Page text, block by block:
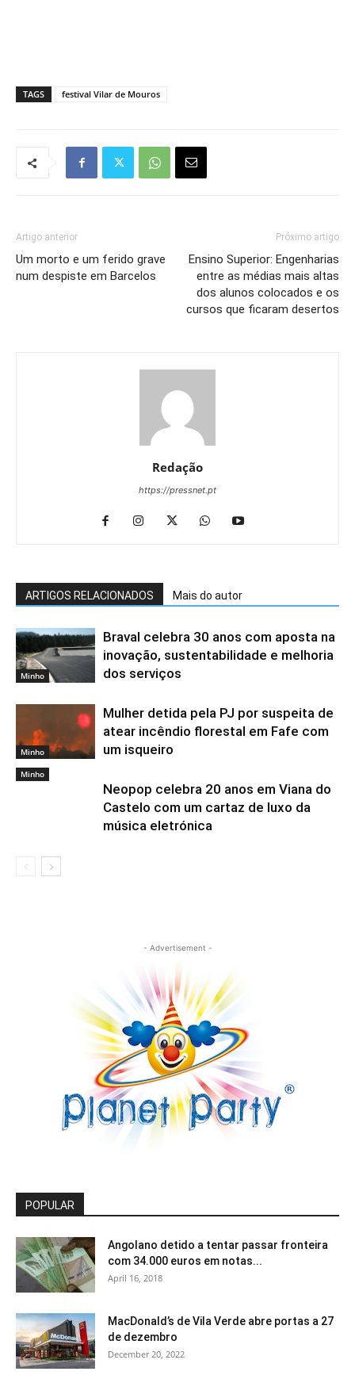
TAGS festival Vilar de Mouros
Artigo anterior
Um morto e um ferido grave
num despiste em Barcelos
Próximo artigo
Ensino Superior: Engenharias
entre as médias mais altas
dos alunos colocados e os
cursos que ficaram desertos
Redação
https://pressnet.pt
ARTIGOS RELACIONADOS Mais do autor
Minho
Braval celebra 30 anos com aposta na
inovação, sustentabilidade e melhoria
dos serviços
Minho
Mulher detida pela PJ por suspeita de
atear incêndio florestal em Fafe com
um isqueiro
Minho
Neopop celebra 20 anos em Viana do
Castelo com um cartaz de luxo da
música eletrónica
- Advertisement -
POPULAR
Angolano detido a tentar passar fronteira
com 34.000 euros em notas...
April 16, 2018
MacDonald’s de Vila Verde abre portas a 27
de dezembro
December 20, 2022